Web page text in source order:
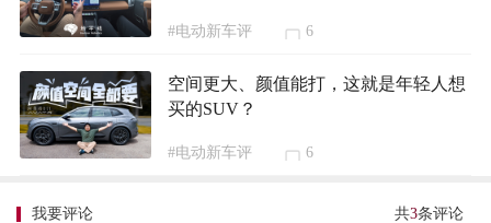
#电动新车评 6
空间更大、颜值能打，这就是年轻人想
买的SUV？
#电动新车评 6
共3条评论
我要评论